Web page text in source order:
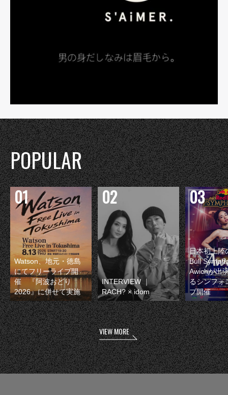
POPULAR
Watson、地元・徳島
にてフリーライブ開
催 『阿波おどり
2026』に併せて実施
INTERVIEW ｜
RACH? × idom
日本初上陸
Bull
Awichが出
るシンフォ
ブ開催
VIEW MORE